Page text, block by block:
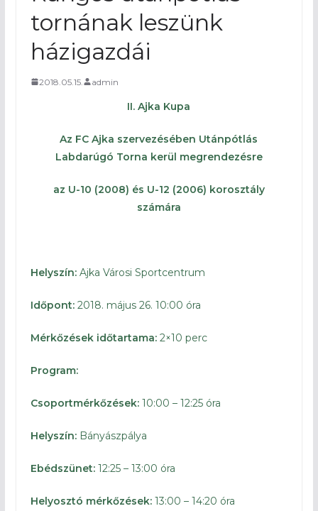
tornának leszünk
házigazdái
2018.05.15. admin
II. Ajka Kupa
Az FC Ajka szervezésében Utánpótlás
Labdarúgó Torna kerül megrendezésre
az U-10 (2008) és U-12 (2006) korosztály
számára
Helyszín:Ajka Városi Sportcentrum
Időpont:2018. május 26. 10:00 óra
Mérkőzések időtartama:2×10 perc
Program:
Csoportmérkőzések:10:00 – 12:25 óra
Helyszín:Bányászpálya
Ebédszünet:12:25 – 13:00 óra
Helyosztó mérkőzések:13:00 – 14:20 óra